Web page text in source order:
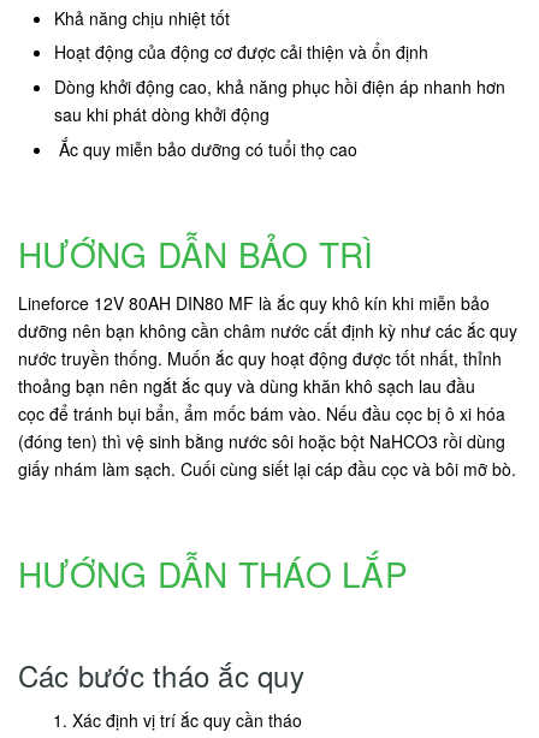
Khả năng chịu nhiệt tốt
Hoạt động của động cơ được cải thiện và ổn định
Dòng khởi động cao, khả năng phục hồi điện áp nhanh hơn
sau khi phát dòng khởi động
Ắc quy miễn bảo dưỡng có tuổi thọ cao
HƯỚNG DẪN BẢO TRÌ
Lineforce 12V 80AH DIN80 MF là ắc quy khô kín khi miễn bảo
dưỡng nên bạn không cần châm nước cất định kỳ như các ắc quy
nước truyền thống. Muốn ắc quy hoạt động được tốt nhất, thỉnh
thoảng bạn nên ngắt ắc quy và dùng khăn khô sạch lau đầu
cọc để tránh bụi bẩn, ẩm mốc bám vào. Nếu đầu cọc bị ô xi hóa
(đóng ten) thì vệ sinh bằng nước sôi hoặc bột NaHCO3 rồi dùng
giấy nhám làm sạch. Cuối cùng siết lại cáp đầu cọc và bôi mỡ bò.
HƯỚNG DẪN THÁO LẮP
Các bước tháo ắc quy
Xác định vị trí ắc quy cần tháo